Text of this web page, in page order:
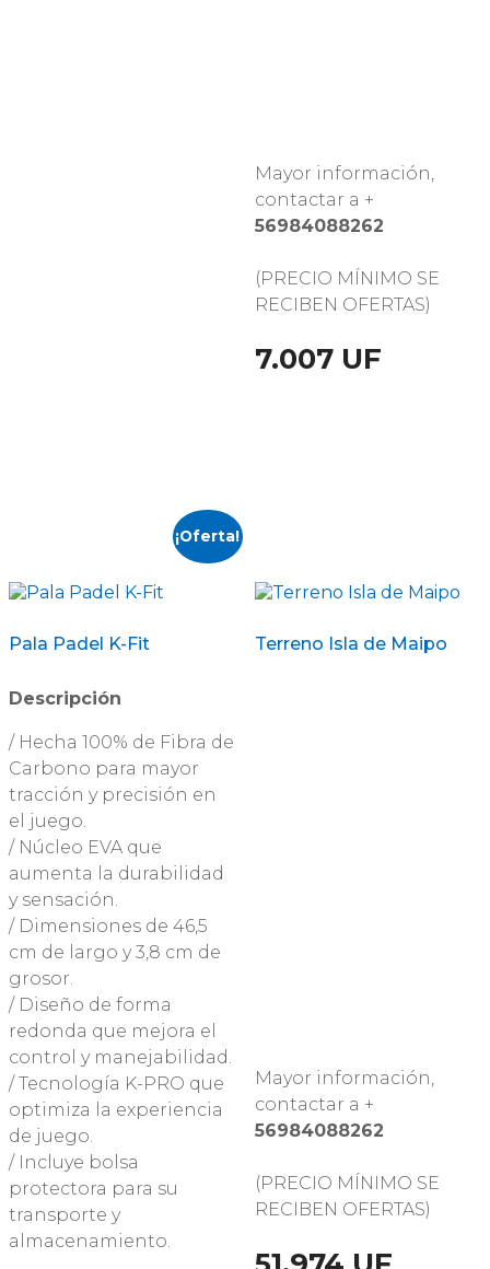
Mayor información,
contactar a +
56984088262
(PRECIO MÍNIMO SE
RECIBEN OFERTAS)
7.007 UF
¡Oferta!
Pala Padel K-Fit
Descripción
/ Hecha 100% de Fibra de
Carbono para mayor
tracción y precisión en
el juego.
/ Núcleo EVA que
aumenta la durabilidad
y sensación.
/ Dimensiones de 46,5
cm de largo y 3,8 cm de
grosor.
/ Diseño de forma
redonda que mejora el
control y manejabilidad.
/ Tecnología K-PRO que
optimiza la experiencia
de juego.
/ Incluye bolsa
protectora para su
transporte y
almacenamiento.
Terreno Isla de Maipo
Mayor información,
contactar a +
56984088262
(PRECIO MÍNIMO SE
RECIBEN OFERTAS)